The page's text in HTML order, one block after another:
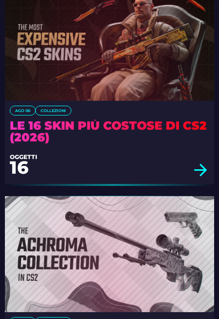
AGO 06 COLLEZIONI
LE 16 SKIN PIÙ COSTOSE DI CS2
(2026)
OGGETTI
16